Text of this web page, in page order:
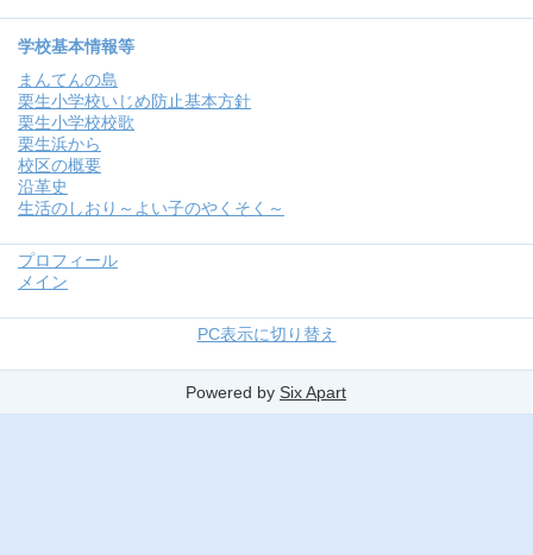
学校基本情報等
まんてんの島
栗生小学校いじめ防止基本方針
栗生小学校校歌
栗生浜から
校区の概要
沿革史
生活のしおり～よい子のやくそく～
プロフィール
メイン
PC表示に切り替え
Powered by Six Apart